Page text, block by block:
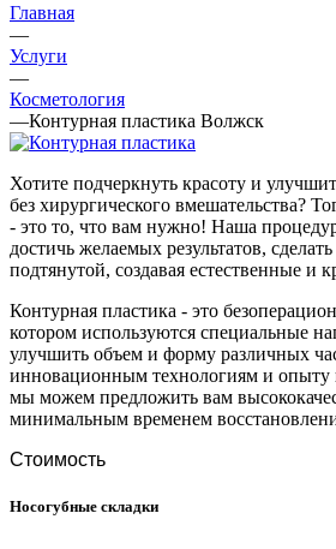
Главная
—
Услуги
—
Косметология
—Контурная пластика Волжск
Хотите подчеркнуть красоту и
без хирургического вмешательства?
- это то, что вам нужно! Наша
достичь желаемых результатов,
подтянутой, создавая естественные и
Контурная пластика - это
котором используются специальные
улучшить объем и форму различных
инновационным технологиям и опыту
мы можем предложить вам
минимальным временем
Стоимость
Носогубные складки